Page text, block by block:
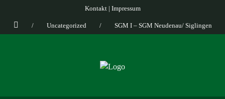
Kontakt| Impressum
/ Uncategorized / SGM I – SGM Neudenau/ Siglingen